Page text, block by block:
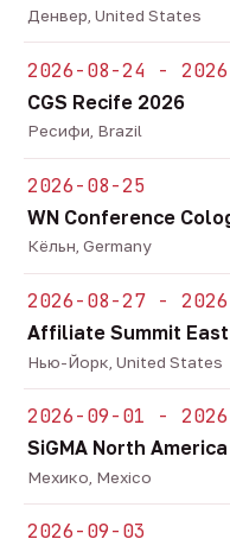
Денвер, United States
2026-08-24 -
CGS Recife 2026
Ресифи, Brazil
2026-08-25
WN Conference
Кёльн, Germany
2026-08-27 -
Affiliate Summit
Нью-Йорк, United States
2026-09-01 -
SiGMA North
Мехико, Mexico
2026-09-03